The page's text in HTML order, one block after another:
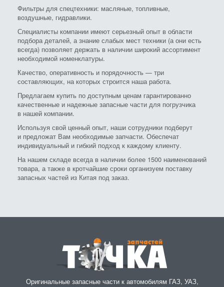
Фильтры для спецтехники: масляные, топливные,
воздушные, гидравлики.
Специалисты компании имеют серьезный опыт в области
подбора деталей, а знание слабых мест техники (а они есть
всегда) позволяет держать в наличии широкий ассортимент
необходимой номенклатуры.
Качество, оперативность и порядочность — три
составляющих, на которых строится наша работа.
Предлагаем купить по доступным ценам гарантированно
качественные и надежные запасные части для погрузчика
в нашей компании.
Используя свой ценный опыт, наши сотрудники подберут
и предложат Вам необходимые запчасти. Обеспечат
индивидуальный и гибкий подход к каждому клиенту.
На нашем складе всегда в наличии более 1500 наименований
товара, а также в кротчайшие сроки организуем поставку
запасных частей из Китая под заказ.
Оригинальные запасные части к автомобилям ГАЗ, УАЗ,